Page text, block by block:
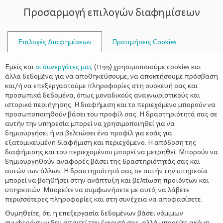
ΣΥΜΒΟΥΛΟΙ
ΌΛΑ ΓΙΑ ΤΗ ΜΑΜΆ>ΨΥΧΟΛΟΓΊΑ
Γονείς σε μεγαλύτερη ηλικία: Τα
υπέρ και τα κατά
Προσαρμογή επιλογών διαφημίσεων
Επιλογές Διαφημίσεων Προτιμήσεις Cookies
Εμείς καιοι συνεργάτες μας (1199) χρησιμοποιούμε cookies και
άλλα δεδομένα για να αποθηκεύσουμε, να αποκτήσουμε πρόσβαση
και/ή να επεξεργαστούμε πληροφορίες στη συσκευή σας και
προσωπικά δεδομένα, όπως μοναδικούς αναγνωριστικούς και
ιστορικό περιήγησης. Η διαφήμιση και το περιεχόμενο μπορούν να
προσωποποιηθούν βάσει του προφίλ σας. Η δραστηριότητά σας σε
αυτήν την υπηρεσία μπορεί να χρησιμοποιηθεί για να
δημιουργήσει ή να βελτιώσει ένα προφίλ για εσάς για
εξατομικευμένη διαφήμιση και περιεχόμενο. Η απόδοση της
διαφήμισης και του περιεχομένου μπορεί να μετρηθεί. Μπορούν να
δημιουργηθούν αναφορές βάσει της δραστηριότητάς σας και
αυτών των άλλων. Η δραστηριότητά σας σε αυτήν την υπηρεσία
μπορεί να βοηθήσει στην ανάπτυξη και βελτίωση προϊόντων και
υπηρεσιών. Μπορείτε να συμφωνήσετε με αυτό, να λάβετε
περισσότερες πληροφορίες και στη συνέχεια να αποφασίσετε.
Θυμηθείτε, ότι η επεξεργασία δεδομένων βάσει νόμιμων